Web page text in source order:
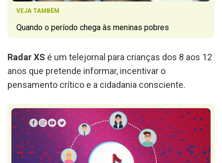
VEJA TAMBÉM
Quando o período chega às meninas pobres
Radar XS é um telejornal para crianças dos 8 aos 12
anos que pretende informar, incentivar o
pensamento crítico e a cidadania consciente.